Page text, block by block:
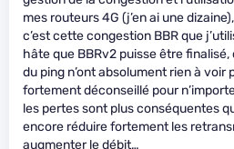
mes routeurs 4G (j’en ai une
c’est cette congestion BBR que
hâte que BBRv2 puisse être
du ping n’ont absolument rien à voir
fortement déconseillé pour
les pertes sont plus conséquentes
encore réduire fortement les
augmenter le débit…